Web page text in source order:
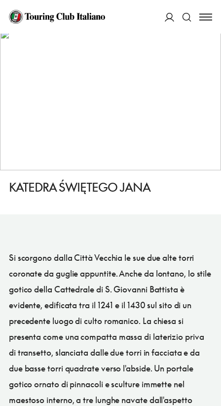
HOME
KATEDRA ŚWIĘTEGO JANA
KATEDRA ŚWIĘTEGO JANA
Si scorgono dalla Città Vecchia le sue due alte torri
coronate da guglie appuntite. Anche da lontano, lo stile
gotico della Cattedrale di S. Giovanni Battista è
evidente, edificata tra il 1241 e il 1430 sul sito di un
precedente luogo di culto romanico. La chiesa si
presenta come una compatta massa di laterizio priva
di transetto, slanciata dalle due torri in facciata e da
due basse torri quadrate verso l'abside. Un portale
gotico ornato di pinnacoli e sculture immette nel
maestoso interno, a tre lunghe navate dall'aspetto